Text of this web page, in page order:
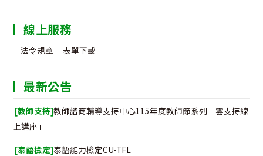
線上服務
法令規章 表單下載
最新公告
[教師支持]教師諮商輔導支持中心115年度教師節系列「雲支持線
上講座」
[泰語檢定]泰語能力檢定CU-TFL